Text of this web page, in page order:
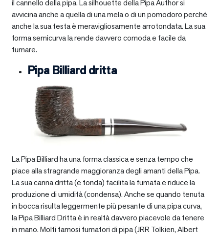
il cannello della pipa. La silhouette della Pipa Author si
avvicina anche a quella di una mela o di un pomodoro perché
anche la sua testa è meravigliosamente arrotondata. La sua
forma semicurva la rende davvero comoda e facile da
fumare.
Pipa Billiard dritta
La Pipa Billiard ha una forma classica e senza tempo che
piace alla stragrande maggioranza degli amanti della Pipa.
La sua canna dritta (e tonda) facilita la fumata e riduce la
produzione di umidità (condensa). Anche se quando tenuta
in bocca risulta leggermente più pesante di una pipa curva,
la Pipa Billiard Dritta è in realtà davvero piacevole da tenere
in mano. Molti famosi fumatori di pipa (JRR Tolkien, Albert